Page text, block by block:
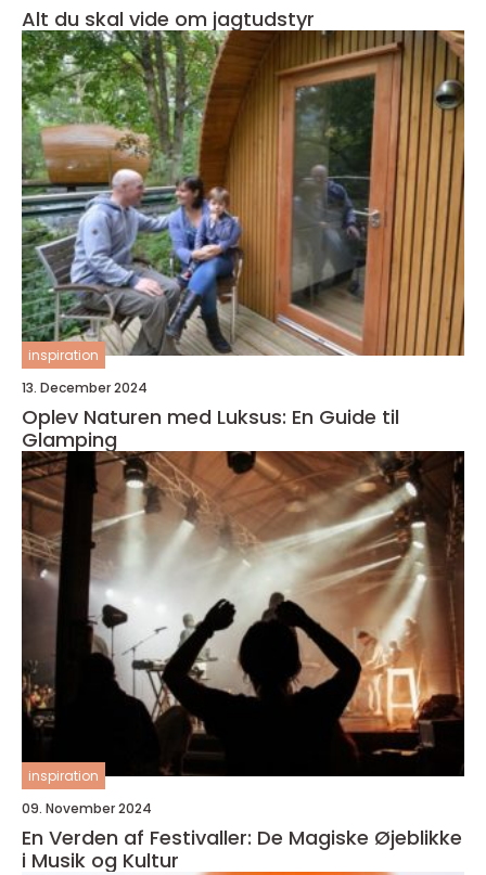
Alt du skal vide om jagtudstyr
inspiration
13. December 2024
Oplev Naturen med Luksus: En Guide til
Glamping
inspiration
09. November 2024
En Verden af Festivaller: De Magiske Øjeblikke
i Musik og Kultur